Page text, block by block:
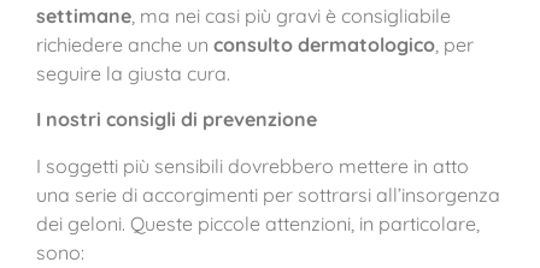
settimane , ma nei casi più gravi è consigliabile
richiedere anche un consulto dermatologico , per
seguire la giusta cura.
I nostri consigli di prevenzione
I soggetti più sensibili dovrebbero mettere in atto
una serie di accorgimenti per sottrarsi all’insorgenza
dei geloni. Queste piccole attenzioni, in particolare,
sono: